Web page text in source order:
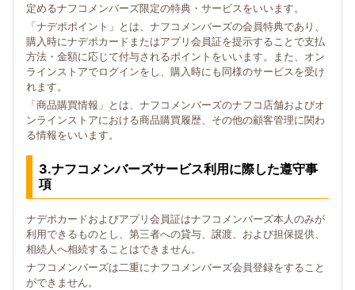
定めるナフコメンバーズ限定の特典・サービスをいいます。
「ナデポポイント」とは、ナフコメンバーズの会員特典であり、
購入時にナデポカードまたはアプリ会員証を提示することで支払
方法・金額に応じて付与されるポイントをいいます。また、オン
ラインストアでログインをし、購入時にも同様のサービスを受け
れます。
「商品購買情報」とは、ナフコメンバーズのナフコ店舗およびオ
ンラインストアにおける商品購買履歴、その他の顧客管理に関わ
る情報をいいます。
3.ナフコメンバーズサービス利用に際した遵守事
項
ナデポカードおよびアプリ会員証はナフコメンバーズ本人のみが
利用できるものとし、第三者への貸与、譲渡、および担保提供、
相続人へ相続することはできません。
ナフコメンバーズは二重にナフコメンバーズ会員登録をすること
ができません。